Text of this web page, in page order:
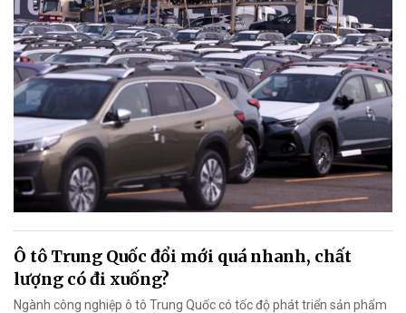
Ô tô Trung Quốc đổi mới quá nhanh, chất
lượng có đi xuống?
Ngành công nghiệp ô tô Trung Quốc có tốc độ phát triển sản phẩm